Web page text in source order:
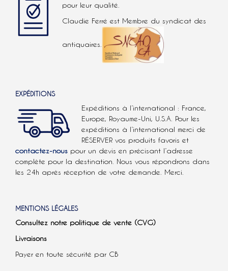
pour leur qualité.
Claudie Ferré est Membre du syndicat des
antiquaires.
EXPÉDITIONS
Expéditions à l’international : France,
Europe, Royaume-Uni, U.S.A. Pour les
expéditions à l’international merci de
RÉSERVER vos produits favoris et
contactez-nous pour un devis en précisant l’adresse
complète pour la destination. Nous vous répondrons dans
les 24h après réception de votre demande. Merci.
MENTIONS LÉGALES
Consultez notre politique de vente (CVG)
Livraisons
Payer en toute sécurité par CB